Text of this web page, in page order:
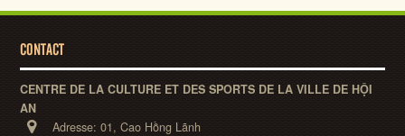
CONTACT
CENTRE DE LA CULTURE ET DES SPORTS DE LA VILLE DE HỘI
AN
Adresse:01, Cao Hồng Lãnh